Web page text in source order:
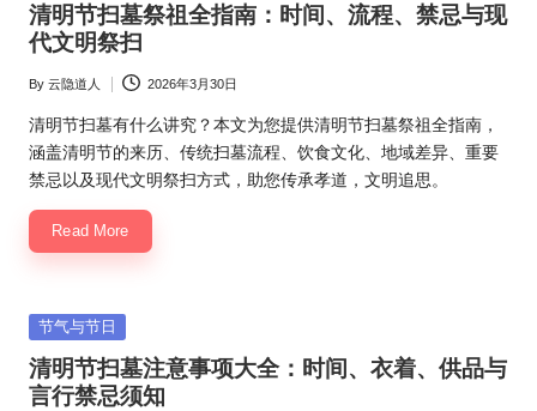
清明节扫墓祭祖全指南：时间、流程、禁忌与现
代文明祭扫
Posted
by
By 云隐道人 2026年3月30日
清明节扫墓有什么讲究？本文为您提供清明节扫墓祭祖全指南，
涵盖清明节的来历、传统扫墓流程、饮食文化、地域差异、重要
禁忌以及现代文明祭扫方式，助您传承孝道，文明追思。
Read More
Posted
节气与节日
清明节扫墓注意事项大全：时间、衣着、供品与
言行禁忌须知